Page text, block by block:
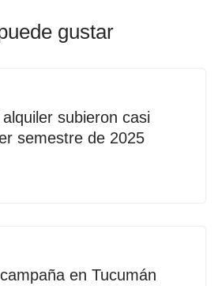
gustar
subieron casi
semestre de 2025
en Tucumán